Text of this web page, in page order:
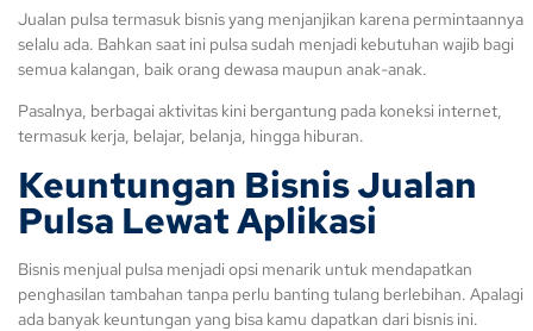
Jualan pulsa termasuk bisnis yang menjanjikan karena permintaannya
selalu ada. Bahkan saat ini pulsa sudah menjadi kebutuhan wajib bagi
semua kalangan, baik orang dewasa maupun anak-anak.
Pasalnya, berbagai aktivitas kini bergantung pada koneksi internet,
termasuk kerja, belajar, belanja, hingga hiburan.
Keuntungan BisnisJualan
Pulsa Lewat Aplikasi
Bisnis menjual pulsa menjadi opsi menarik untuk mendapatkan
penghasilan tambahan tanpa perlu banting tulang berlebihan. Apalagi
ada banyak keuntungan yang bisa kamu dapatkan dari bisnis ini.